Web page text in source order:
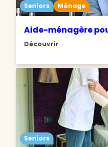
Seniors Ménage
Aide-ménagère
Découvrir
Seniors